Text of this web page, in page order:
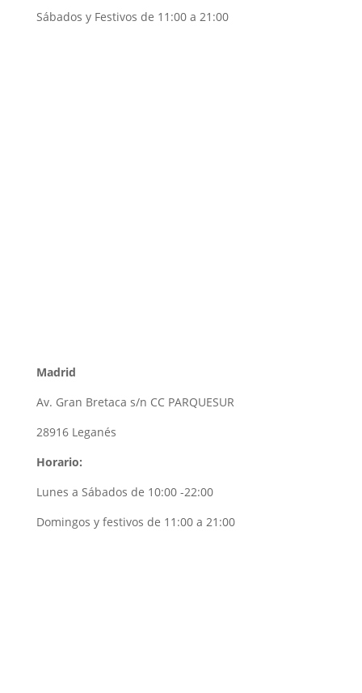
Sábados y Festivos de 11:00 a 21:00
Madrid
Av. Gran Bretaсa s/n CC PARQUESUR
28916 Leganés
Horario:
Lunes a Sábados de 10:00 -22:00
Domingos y festivos de 11:00 a 21:00